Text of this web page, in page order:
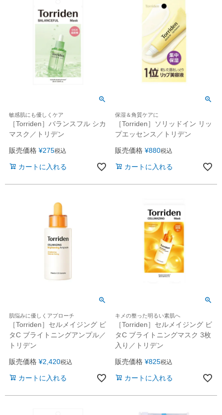
敏感肌にも優しくケア
［Torriden］バランスフル シカ
マスク／トリデン
販売価格 ¥275税込
カートに入れる
保湿＆角質ケアに
［Torriden］ソリッドイン リッ
プエッセンス／トリデン
販売価格 ¥880税込
カートに入れる
肌悩みに優しくアプローチ
［Torriden］セルメイジング ビ
タC ブライトニングアンプル／
トリデン
販売価格 ¥2,420税込
カートに入れる
キメの整った明るい素肌へ
［Torriden］セルメイジング ビ
タC ブライトニングマスク 3枚
入り／トリデン
販売価格 ¥825税込
カートに入れる